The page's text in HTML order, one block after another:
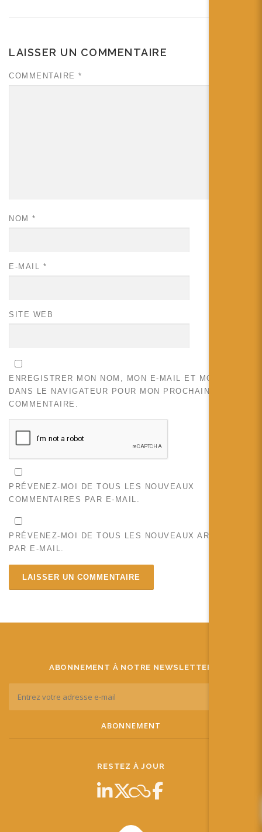
LAISSER UN COMMENTAIRE
COMMENTAIRE *
NOM *
E-MAIL *
SITE WEB
ENREGISTRER MON NOM, MON E-MAIL ET MON SITE
DANS LE NAVIGATEUR POUR MON PROCHAIN
COMMENTAIRE.
PRÉVENEZ-MOI DE TOUS LES NOUVEAUX
COMMENTAIRES PAR E-MAIL.
PRÉVENEZ-MOI DE TOUS LES NOUVEAUX ARTICLES
PAR E-MAIL.
ABONNEMENT À NOTRE NEWSLETTER
RESTEZ À JOUR